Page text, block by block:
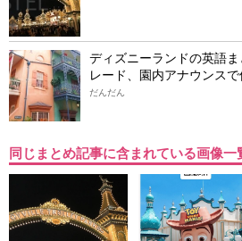
ディズニーランドの英語
レード、園内アナウンス
だんだん
同じまとめ記事に含まれている画像一